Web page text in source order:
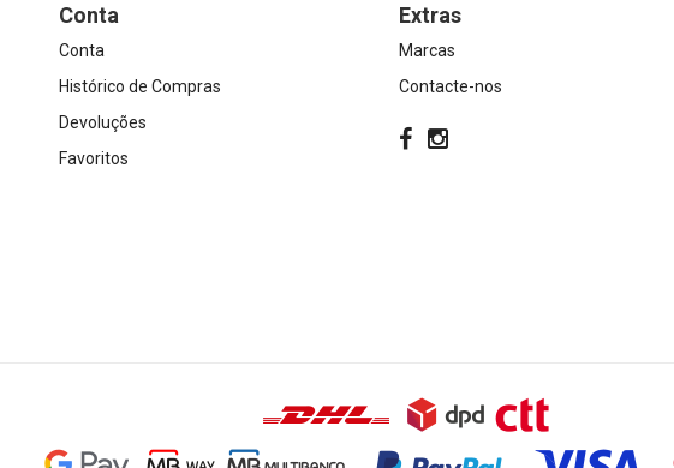
Conta
Conta
Histórico de Compras
Devoluções
Favoritos
Extras
Marcas
Contacte-nos